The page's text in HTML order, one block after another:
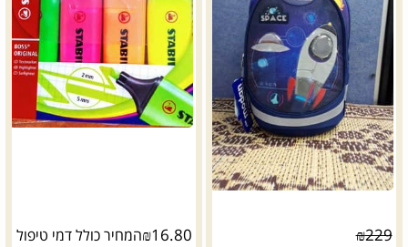
₪229
₪16.80 המחיר כולל דמי טיפול